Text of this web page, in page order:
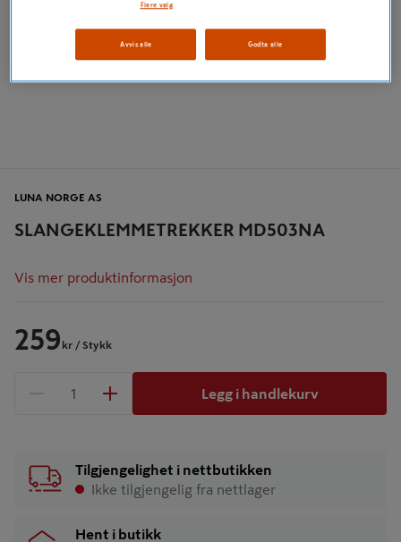
SLANGEKLEMMETREKKER MD503NA
LUNA NORGE AS
Vis mer produktinformasjon
259 kr / Stykk
1 produkter
Legg i handlekurv
Tilgjengelighet i nettbutikken
Ikke tilgjengelig fra nettlager
Hent i butikk
Flere valg
Avvis alle Godta alle